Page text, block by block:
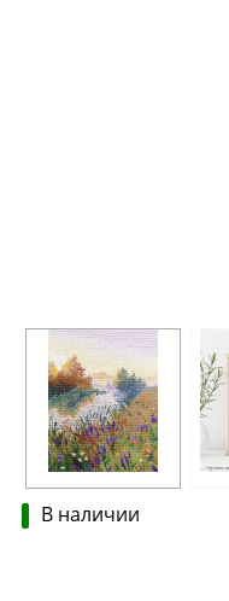
В наличии